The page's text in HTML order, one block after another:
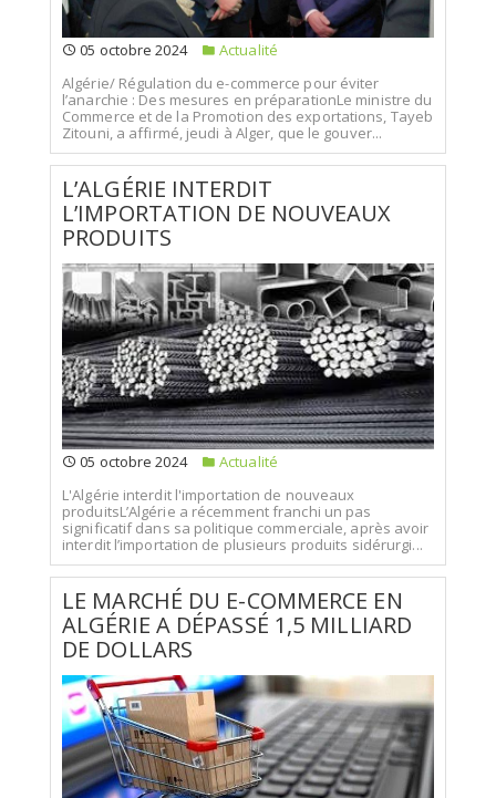
05 octobre 2024
Actualité
Algérie/ Régulation du e-commerce pour éviter
l’anarchie : Des mesures en préparationLe ministre du
Commerce et de la Promotion des exportations, Tayeb
Zitouni, a affirmé, jeudi à Alger, que le gouver...
L’ALGÉRIE INTERDIT
L’IMPORTATION DE NOUVEAUX
PRODUITS
05 octobre 2024
Actualité
L'Algérie interdit l'importation de nouveaux
produitsL’Algérie a récemment franchi un pas
significatif dans sa politique commerciale, après avoir
interdit l’importation de plusieurs produits sidérurgi...
LE MARCHÉ DU E-COMMERCE EN
ALGÉRIE A DÉPASSÉ 1,5 MILLIARD
DE DOLLARS